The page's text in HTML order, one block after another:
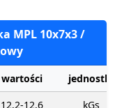
MPL 10x7x3 /
wartości
jednostki
12.2-12.6
kGs